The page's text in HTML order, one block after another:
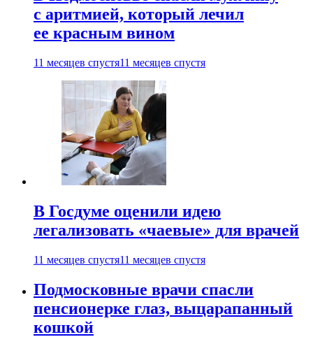
с аритмией, который лечил
ее красным вином
11 месяцев спустя11 месяцев спустя
В Госдуме оценили идею
легализовать «чаевые» для врачей
11 месяцев спустя11 месяцев спустя
Подмосковные врачи спасли
пенсионерке глаз, выцарапанный
кошкой